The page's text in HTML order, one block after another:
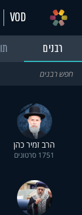
VOD
רבנים
הרב זמיר כהן
1751 סרטונים